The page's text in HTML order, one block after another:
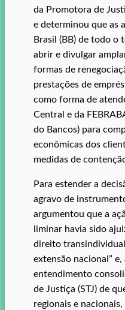
da Promotora de
e determinou que as
Brasil (BB) de todo
abrir e divulgar
formas de
prestações de
como forma de
Central e da
do Bancos) para
econômicas dos
medidas de
Para estender a
agravo de
argumentou que a
liminar havia sido
direito
extensão nacional”
entendimento
de Justiça (STJ) de
regionais e